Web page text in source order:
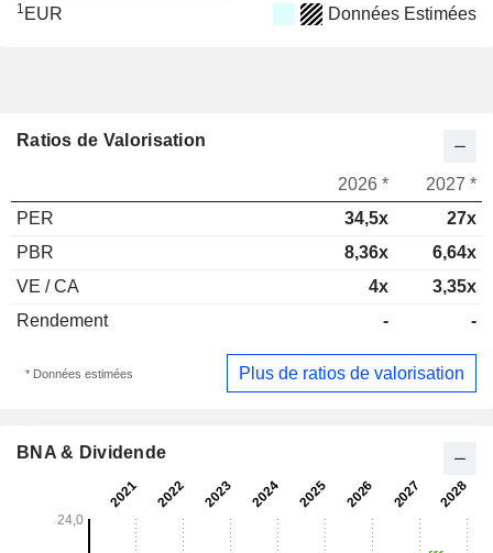
1 EUR Données Estimées
Ratios de Valorisation
2026 *
2027 *
PER
34,5x
27x
PBR
8,36x
6,64x
VE / CA
4x
3,35x
Rendement
- -
* Données estimées Plus de ratios de valorisation
BNA & Dividende